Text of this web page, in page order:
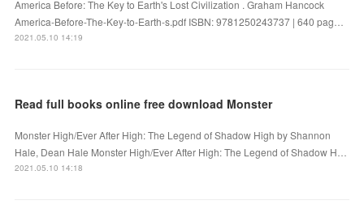
America Before: The Key to Earth's Lost Civilization . Graham Hancock
America-Before-The-Key-to-Earth-s.pdf ISBN: 9781250243737 | 640 pag…
2021.05.10 14:19
Read full books online free download Monster
Monster High/Ever After High: The Legend of Shadow High by Shannon
Hale, Dean Hale Monster High/Ever After High: The Legend of Shadow H…
2021.05.10 14:18